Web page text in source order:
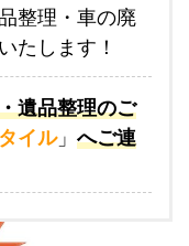
整理・車の廃
たします！
遺品整理のご
イル」 へご連